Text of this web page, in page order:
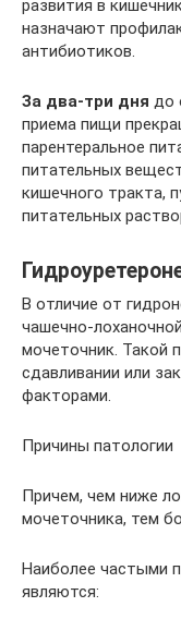
развития в
назначают
антибиотиков.
За два-три дня до
приема пищи
парентеральное
питательных
кишечного тракта,
питательных
В отличие от
чашечно-
мочеточник. Такой
сдавливании или
факторами.
Причины патологии
Причем, чем ниже
мочеточника, тем
Наиболее частыми
являются: